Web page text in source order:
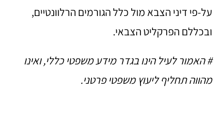
על-פי דיני הצבא מול כלל הגורמים הרלוונטיים,
ובכללם הפרקליט הצבאי.
# האמור לעיל הינו בגדר מידע משפטי כללי, ואינו
מהווה תחליף ליעוץ משפטי פרטני.